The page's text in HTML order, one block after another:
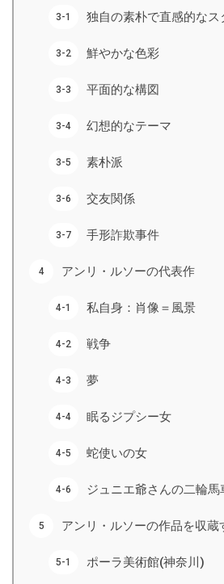
独自の素朴で直感的なス
鮮やかな色彩
平面的な構図
幻想的なテーマ
素朴派
交友関係
手形詐欺事件
アンリ・ルソーの代表作
私自身：肖像＝風景
戦争
夢
眠るジプシー女
蛇使いの女
ジュニエ爺さんの二輪馬
アンリ・ルソーの作品を収蔵
ポーラ美術館(神奈川)